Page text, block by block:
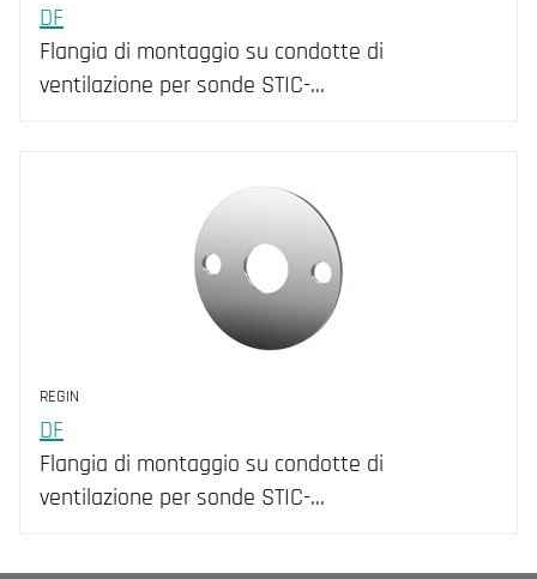
DF
Flangia di montaggio su condotte di
ventilazione per sonde STIC-...
REGIN
DF
Flangia di montaggio su condotte di
ventilazione per sonde STIC-...